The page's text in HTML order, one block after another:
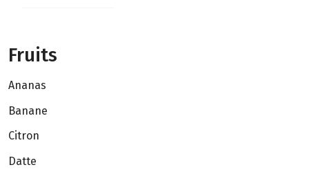
Fruits
Ananas
Banane
Citron
Datte